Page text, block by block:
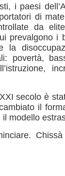
i paesi
di
da
prevalgono i
la
povertà,
secolo è
il
il modello